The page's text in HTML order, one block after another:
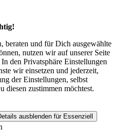
und für Dich ausgewählte
nutzen wir auf unserer Seite
den Privatsphäre Einstellungen
wir einsetzen und jederzeit,
der Einstellungen, selbst
diesen zustimmen möchtest.
ausblenden für Essenziell